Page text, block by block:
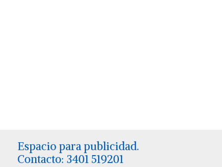
Espacio para publicidad.
Contacto: 3401 519201